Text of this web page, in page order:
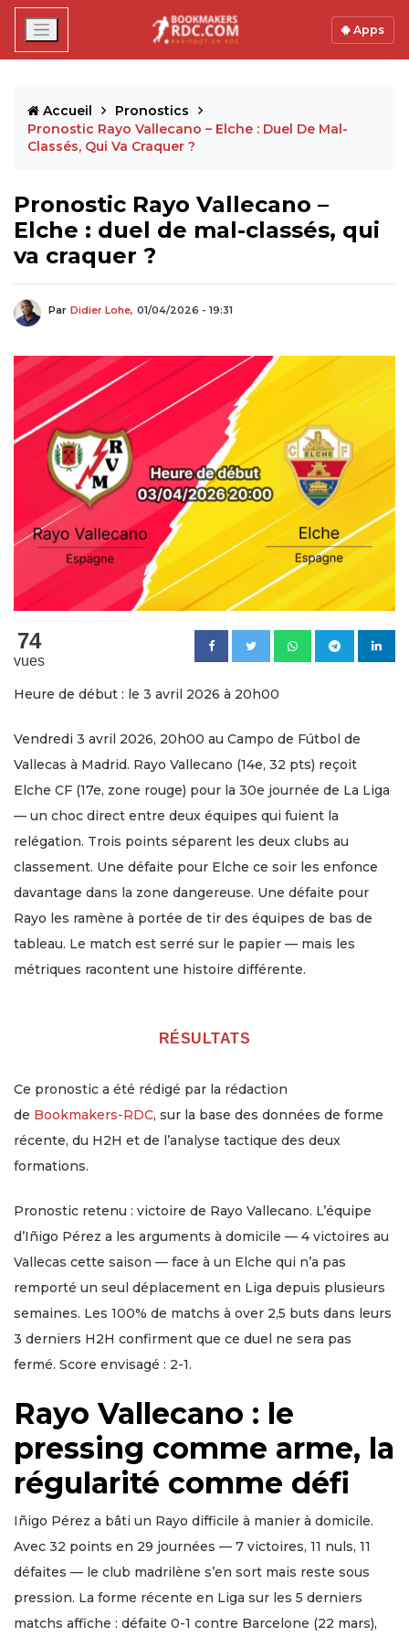
Apps
Accueil
Pronostics
Pronostic Rayo Vallecano – Elche : Duel De Mal-
Classés, Qui Va Craquer ?
Pronostic Rayo Vallecano –
Elche : duel de mal-classés, qui
va craquer ?
Par Didier Lohe, 01/04/2026 - 19:31
74
vues
Heure de début : le 3 avril 2026 à 20h00
Vendredi 3 avril 2026, 20h00 au Campo de Fútbol de
Vallecas à Madrid. Rayo Vallecano (14e, 32 pts) reçoit
Elche CF (17e, zone rouge) pour la 30e journée de La Liga
— un choc direct entre deux équipes qui fuient la
relégation. Trois points séparent les deux clubs au
classement. Une défaite pour Elche ce soir les enfonce
davantage dans la zone dangereuse. Une défaite pour
Rayo les ramène à portée de tir des équipes de bas de
tableau. Le match est serré sur le papier — mais les
métriques racontent une histoire différente.
RÉSULTATS
Ce pronostic a été rédigé par la rédaction
de Bookmakers-RDC, sur la base des données de forme
récente, du H2H et de l’analyse tactique des deux
formations.
Pronostic retenu : victoire de Rayo Vallecano. L’équipe
d’Iñigo Pérez a les arguments à domicile — 4 victoires au
Vallecas cette saison — face à un Elche qui n’a pas
remporté un seul déplacement en Liga depuis plusieurs
semaines. Les 100% de matchs à over 2,5 buts dans leurs
3 derniers H2H confirment que ce duel ne sera pas
fermé. Score envisagé : 2-1.
Rayo Vallecano : le
pressing comme arme, la
régularité comme défi
Iñigo Pérez a bâti un Rayo difficile à manier à domicile.
Avec 32 points en 29 journées — 7 victoires, 11 nuls, 11
défaites — le club madrilène s’en sort mais reste sous
pression. La forme récente en Liga sur les 5 derniers
matchs affiche : défaite 0-1 contre Barcelone (22 mars),